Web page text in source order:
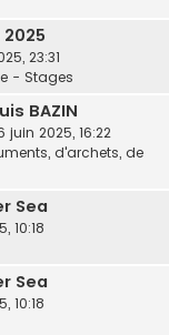
23:31
- Stages
BAZIN
juin 2025, 16:22
d'archets, de
Sea
10:18
Sea
10:18